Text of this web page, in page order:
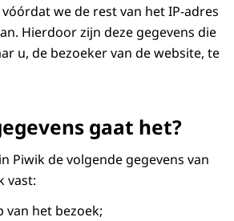
we de rest van het IP-adres
Hierdoor zijn deze gegevens die
u, de bezoeker van de website, te
gaat het?
Piwik de volgende gegevens van
vast:
het bezoek;